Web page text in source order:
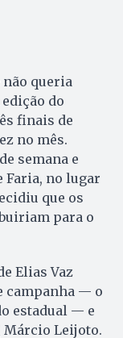
queria
do
finais de
no mês.
semana e
Faria, no lugar
que os
para o
Elias Vaz
campanha — o
estadual — e
Márcio Leijoto.